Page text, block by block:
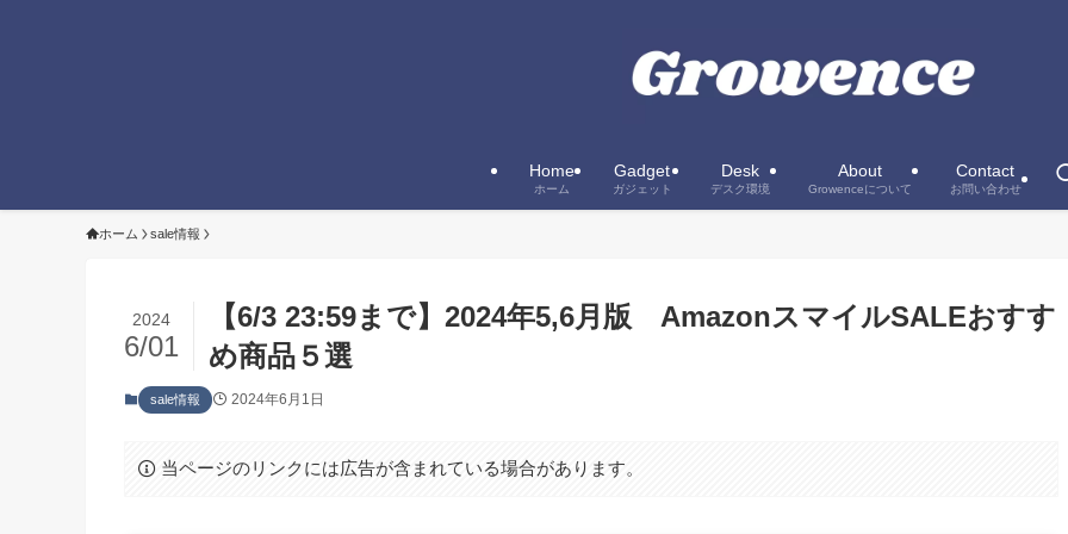
Home
ホーム
Gadget
ガジェット
Desk
デスク環境
About
Growenceについて
Contact
お問い合わせ
ホーム sale情報
【6/3 23:59まで】2024年5,6月版 AmazonスマイルSALEおすす
め商品５選
2024
6/01
sale情報 2024年6月1日
当ページのリンクには広告が含まれている場合があります。